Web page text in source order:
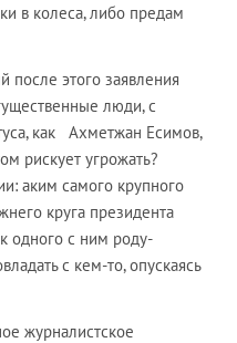
в колеса, либо предам
после этого заявления
люди, с
как Ахметжан Есимов,
рискует угрожать?
аким самого крупного
круга президента
одного с ним роду-
с кем-то, опускаясь
журналистское